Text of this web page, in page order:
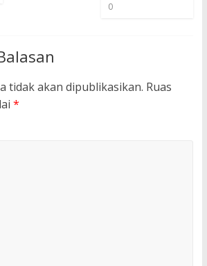
0
tidak akan dipublikasikan. Ruas
*